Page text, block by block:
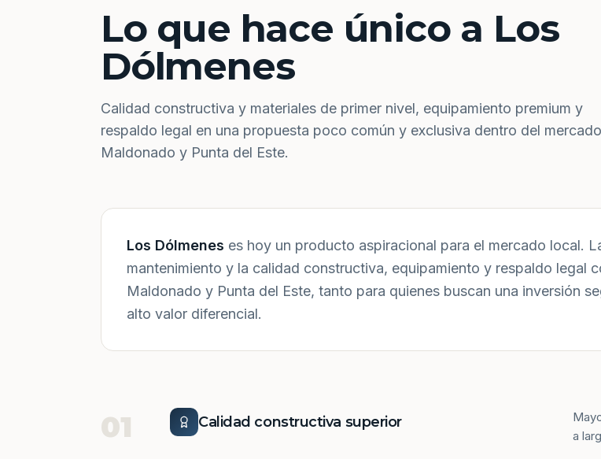
Lo que hace único a Los
Dólmenes
Calidad constructiva y materiales de primer nivel, equipamiento premium y
respaldo legal en una propuesta poco común y exclusiva dentro del
Maldonado y Punta del Este.
Los Dólmenes es hoy un producto aspiracional para el mercado local.
mantenimiento y la calidad constructiva, equipamiento y respaldo legal
Maldonado y Punta del Este, tanto para quienes buscan una inversión
alto valor diferencial.
01 Calidad constructiva superior
a